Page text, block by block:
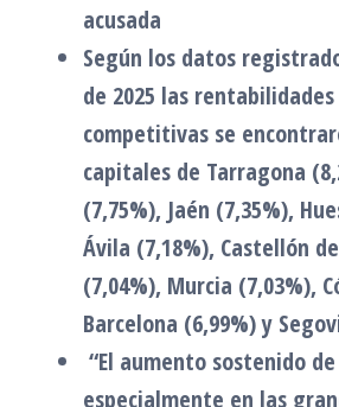
acusada
Según los datos
de 2025 las rentabilidades
competitivas se
capitales de Tarragona
(7,75%), Jaén (7,35%),
Ávila (7,18%), Castellón
(7,04%), Murcia (7,03%),
Barcelona (6,99%) y
“El aumento sostenido
especialmente en las